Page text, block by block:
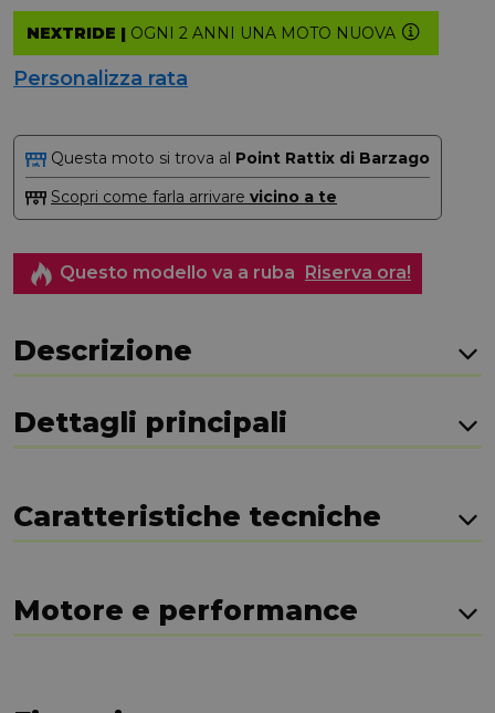
NEXTRIDE | OGNI 2 ANNI UNA MOTO NUOVA
Personalizza rata
Questa moto si trova al Point Rattix di Barzago
Scopri come farla arrivare vicino a te
Questo modello va a ruba Riserva ora!
Descrizione
Dettagli principali
Caratteristiche tecniche
Motore e performance